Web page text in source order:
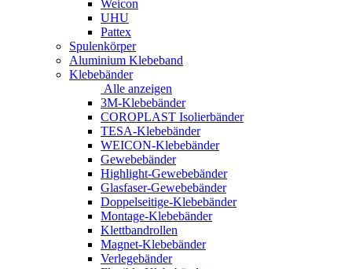
Weicon
UHU
Pattex
Spulenkörper
Aluminium Klebeband
Klebebänder
Alle anzeigen
3M-Klebebänder
COROPLAST Isolierbänder
TESA-Klebebänder
WEICON-Klebebänder
Gewebebänder
Highlight-Gewebebänder
Glasfaser-Gewebebänder
Doppelseitige-Klebebänder
Montage-Klebebänder
Klettbandrollen
Magnet-Klebebänder
Verlegebänder